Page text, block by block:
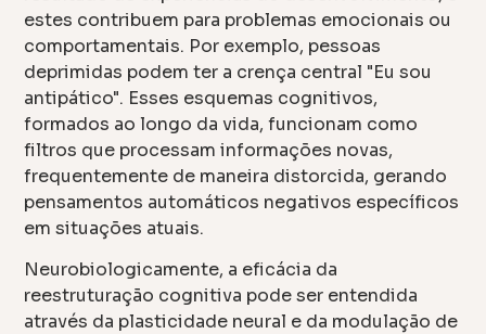
estes contribuem para problemas emocionais ou
comportamentais. Por exemplo, pessoas
deprimidas podem ter a crença central "Eu sou
antipático". Esses esquemas cognitivos,
formados ao longo da vida, funcionam como
filtros que processam informações novas,
frequentemente de maneira distorcida, gerando
pensamentos automáticos negativos específicos
em situações atuais.
Neurobiologicamente, a eficácia da
reestruturação cognitiva pode ser entendida
através da plasticidade neural e da modulação de